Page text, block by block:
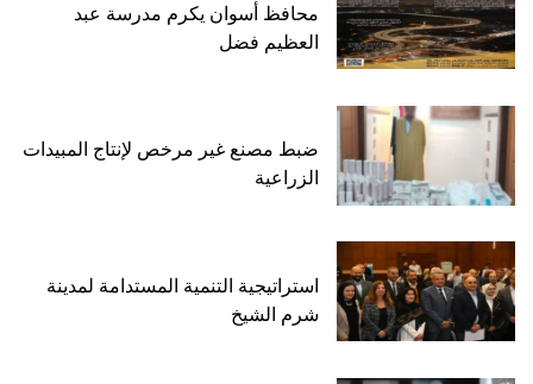
محافظ أسوان يكرم مدرسة عبد
العظيم فضل
ضبط مصنع غير مرخص لإنتاج المبيدات
الزراعية
استراتيجية التنمية المستدامة لمدينة
شرم الشيخ